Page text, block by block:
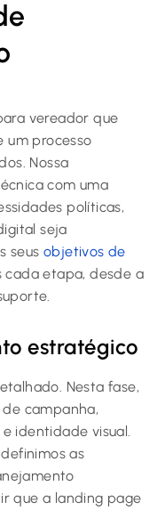
vereador que
um processo
Nossa
com uma
políticas,
seja
seus objetivos de
cada etapa, desde a
estratégico
Nesta fase,
campanha,
identidade visual.
as
que a landing page